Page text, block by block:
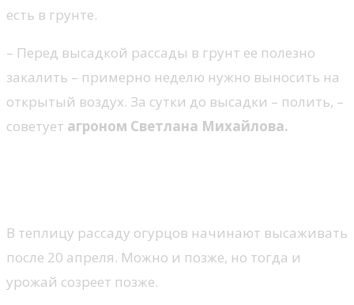
есть в грунте.
– Перед высадкой рассады в грунт ее полезно
закалить – примерно неделю нужно выносить на
открытый воздух. За сутки до высадки – полить, –
советует агроном Светлана Михайлова.
В теплицу рассаду огурцов начинают высаживать
после 20 апреля. Можно и позже, но тогда и
урожай созреет позже.